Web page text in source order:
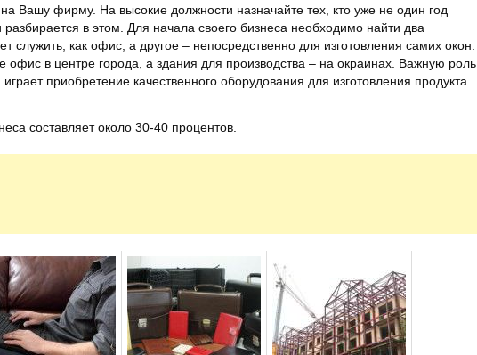
Вашу фирму. На высокие должности назначайте тех, кто уже не один год
в этом. Для начала своего бизнеса необходимо найти два
служить, как офис, а другое – непосредственно для изготовления самих окон.
офис в центре города, а здания для производства – на окраинах. Важную роль
приобретение качественного оборудования для изготовления продукта
составляет около 30-40 процентов.